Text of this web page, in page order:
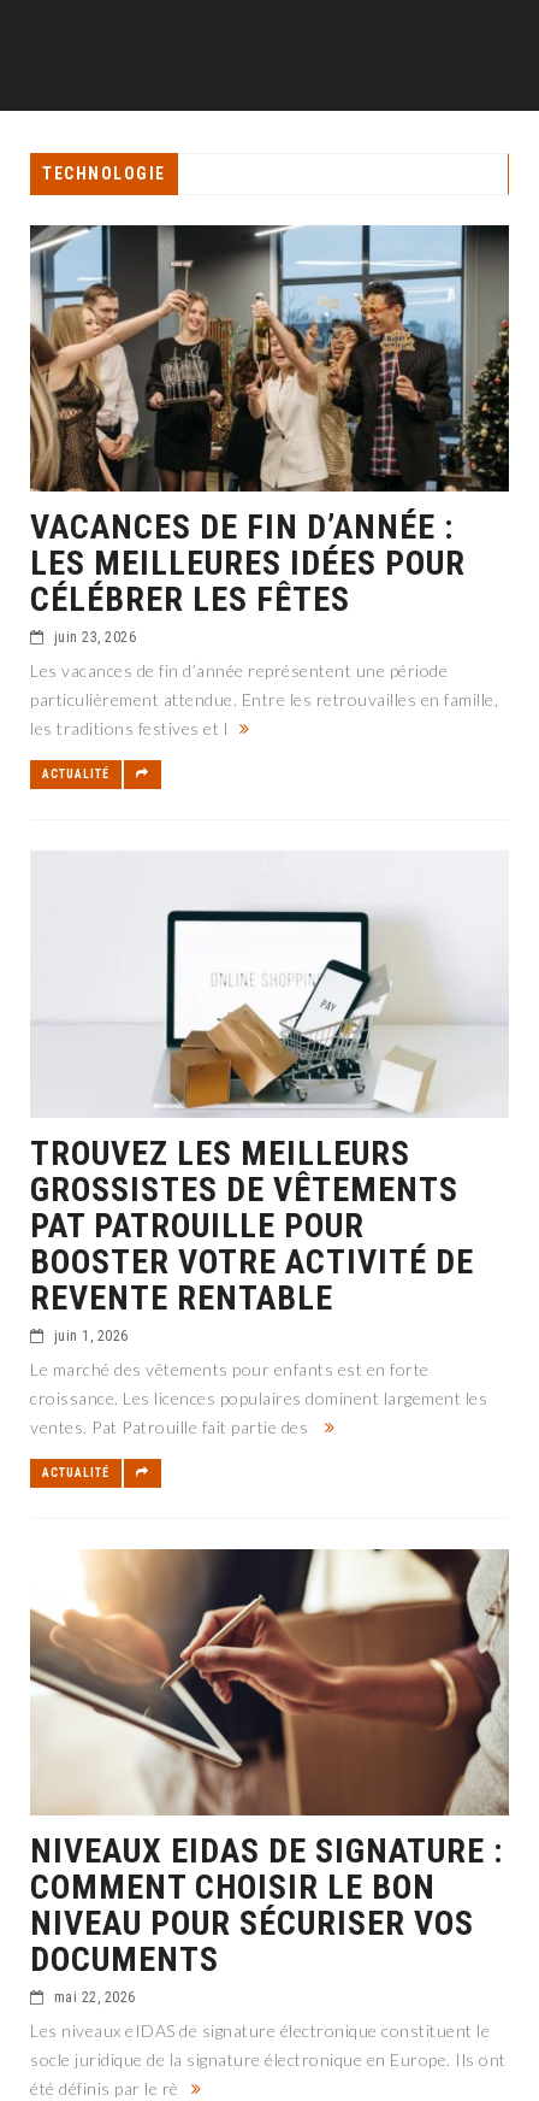
TECHNOLOGIE
VACANCES DE FIN D’ANNÉE :
LES MEILLEURES IDÉES POUR
CÉLÉBRER LES FÊTES
juin 23, 2026
Les vacances de fin d’année représentent une période
particulièrement attendue. Entre les retrouvailles en famille,
les traditions festives et l
ACTUALITÉ
TROUVEZ LES MEILLEURS
GROSSISTES DE VÊTEMENTS
PAT PATROUILLE POUR
BOOSTER VOTRE ACTIVITÉ DE
REVENTE RENTABLE
juin 1, 2026
Le marché des vêtements pour enfants est en forte
croissance. Les licences populaires dominent largement les
ventes. Pat Patrouille fait partie des
ACTUALITÉ
NIVEAUX EIDAS DE SIGNATURE :
COMMENT CHOISIR LE BON
NIVEAU POUR SÉCURISER VOS
DOCUMENTS
mai 22, 2026
Les niveaux eIDAS de signature électronique constituent le
socle juridique de la signature électronique en Europe. Ils ont
été définis par le rè